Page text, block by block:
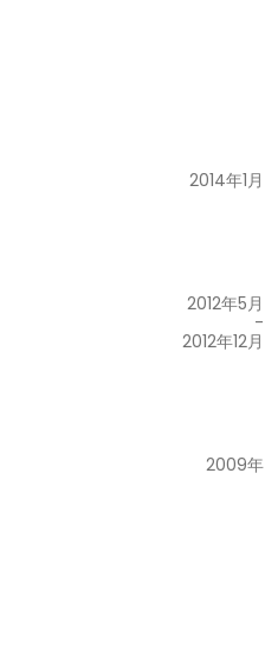
2014年1月
2012年5月
-
2012年12月
2009年